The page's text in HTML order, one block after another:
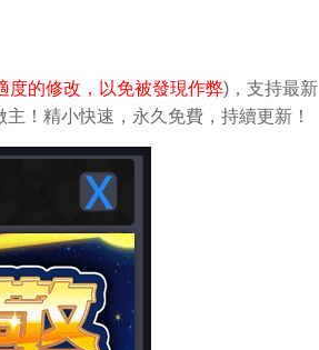
度的修改，以免被發現作弊)，支持最新
！精小快速，永久免費，持續更新！